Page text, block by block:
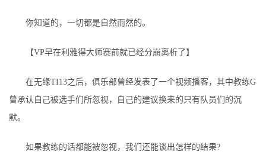
你知道的，一切都是自然而然的。
【VP早在利雅得大师赛前就已经分崩离析了】
在无缘TI13之后，俱乐部曾经发表了一个视频播客，其中教练G
曾承认自己被选手们所忽视，自己的建议换来的只有队员们的沉
默。
如果教练的话都能被忽视，我们还能谈出怎样的结果?